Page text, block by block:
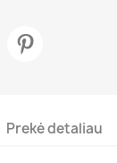
Prekė detaliau